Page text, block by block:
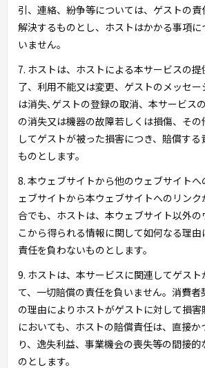
引、連絡、紛争等については、ゲストの
解決するものとし、ホストはかかる事項に
いません。
7. ホストは、ホストによる本サービスの
了、利用不能又は変更、ゲストのメッセ
は消失､ゲストの登録の取消、本サービス
の消失又は機器の故障若しくは損傷、そ
してゲストが被った損害につき、賠償す
ものとします。
8. 本ウェブサイトから他のウェブサイト
ェブサイトから本ウェブサイトへのリン
合でも、ホストは、本ウェブサイト以外
こから得られる情報に関して如何なる理
責任を負わないものとします。
9. ホストは、本サービスに関連してゲス
て、一切賠償の責任を負いません。消費
の理由によりホストがゲストに対して損
においても、ホストの賠償責任は、直接か
り、逸失利益、事業機会の喪失等の間接
のとします。